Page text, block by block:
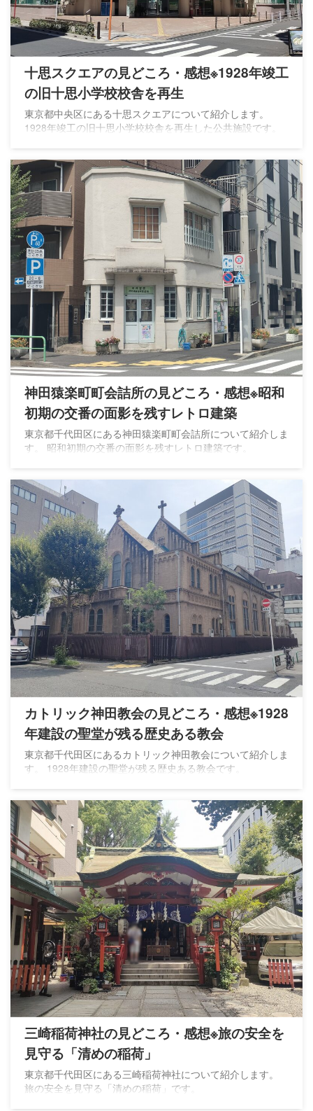
十思スクエアの見どころ・感想※1928年竣工
の旧十思小学校校舎を再生
東京都中央区にある十思スクエアについて紹介します。
1928年竣工の旧十思小学校校舎を再生した公共施設です。
神田猿楽町町会詰所の見どころ・感想※昭和
初期の交番の面影を残すレトロ建築
東京都千代田区にある神田猿楽町町会詰所について紹介しま
す。 昭和初期の交番の面影を残すレトロ建築です。
カトリック神田教会の見どころ・感想※1928
年建設の聖堂が残る歴史ある教会
東京都千代田区にあるカトリック神田教会について紹介しま
す。 1928年建設の聖堂が残る歴史ある教会です。
三崎稲荷神社の見どころ・感想※旅の安全を
見守る「清めの稲荷」
東京都千代田区にある三崎稲荷神社について紹介します。
旅の安全を見守る「清めの稲荷」です。